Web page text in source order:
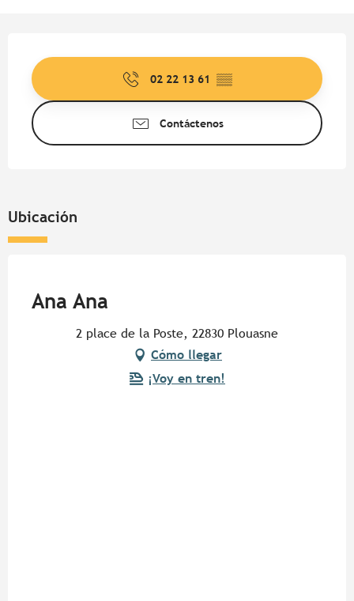
02 22 13 61 ▒▒
Contáctenos
Ubicación
Ana Ana
2 place de la Poste, 22830 Plouasne
Cómo llegar
¡Voy en tren!